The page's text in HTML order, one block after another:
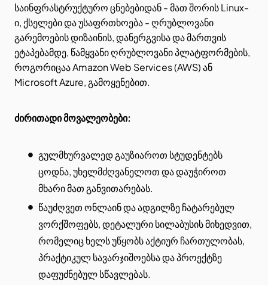
საინფრასტრუქტურო ცნებებიდან - მათ შორის Linux-
ი, ქსელები და უსაფრთხოება - ღრუბლოვანი
გარემოების დიზაინის, დანერგვისა და მართვის
ეტაპებამდე, წამყვანი ღრუბლოვანი პლატფორმების,
როგორიცაა Amazon Web Services (AWS) ან
Microsoft Azure, გამოყენებით.
ძირითადი მოვალეობები:
გულმხურვალედ გაუზიაროთ სტუდენტებს
ცოდნა, უხელმძღვანელოთ და დაუჭიროთ
მხარი მათ განვითარებას.
წაუძღვეთ ონლაინ და ადგილზე ჩატარებულ
ვორქშოფებს, დეტალური სილაბუსის მიხედვით,
რომელიც ხელს უწყობს აქტიურ ჩართულობას,
პრაქტიკულ სავარჯიშოებსა და პროექტზე
დაფუძნებულ სწავლებას.